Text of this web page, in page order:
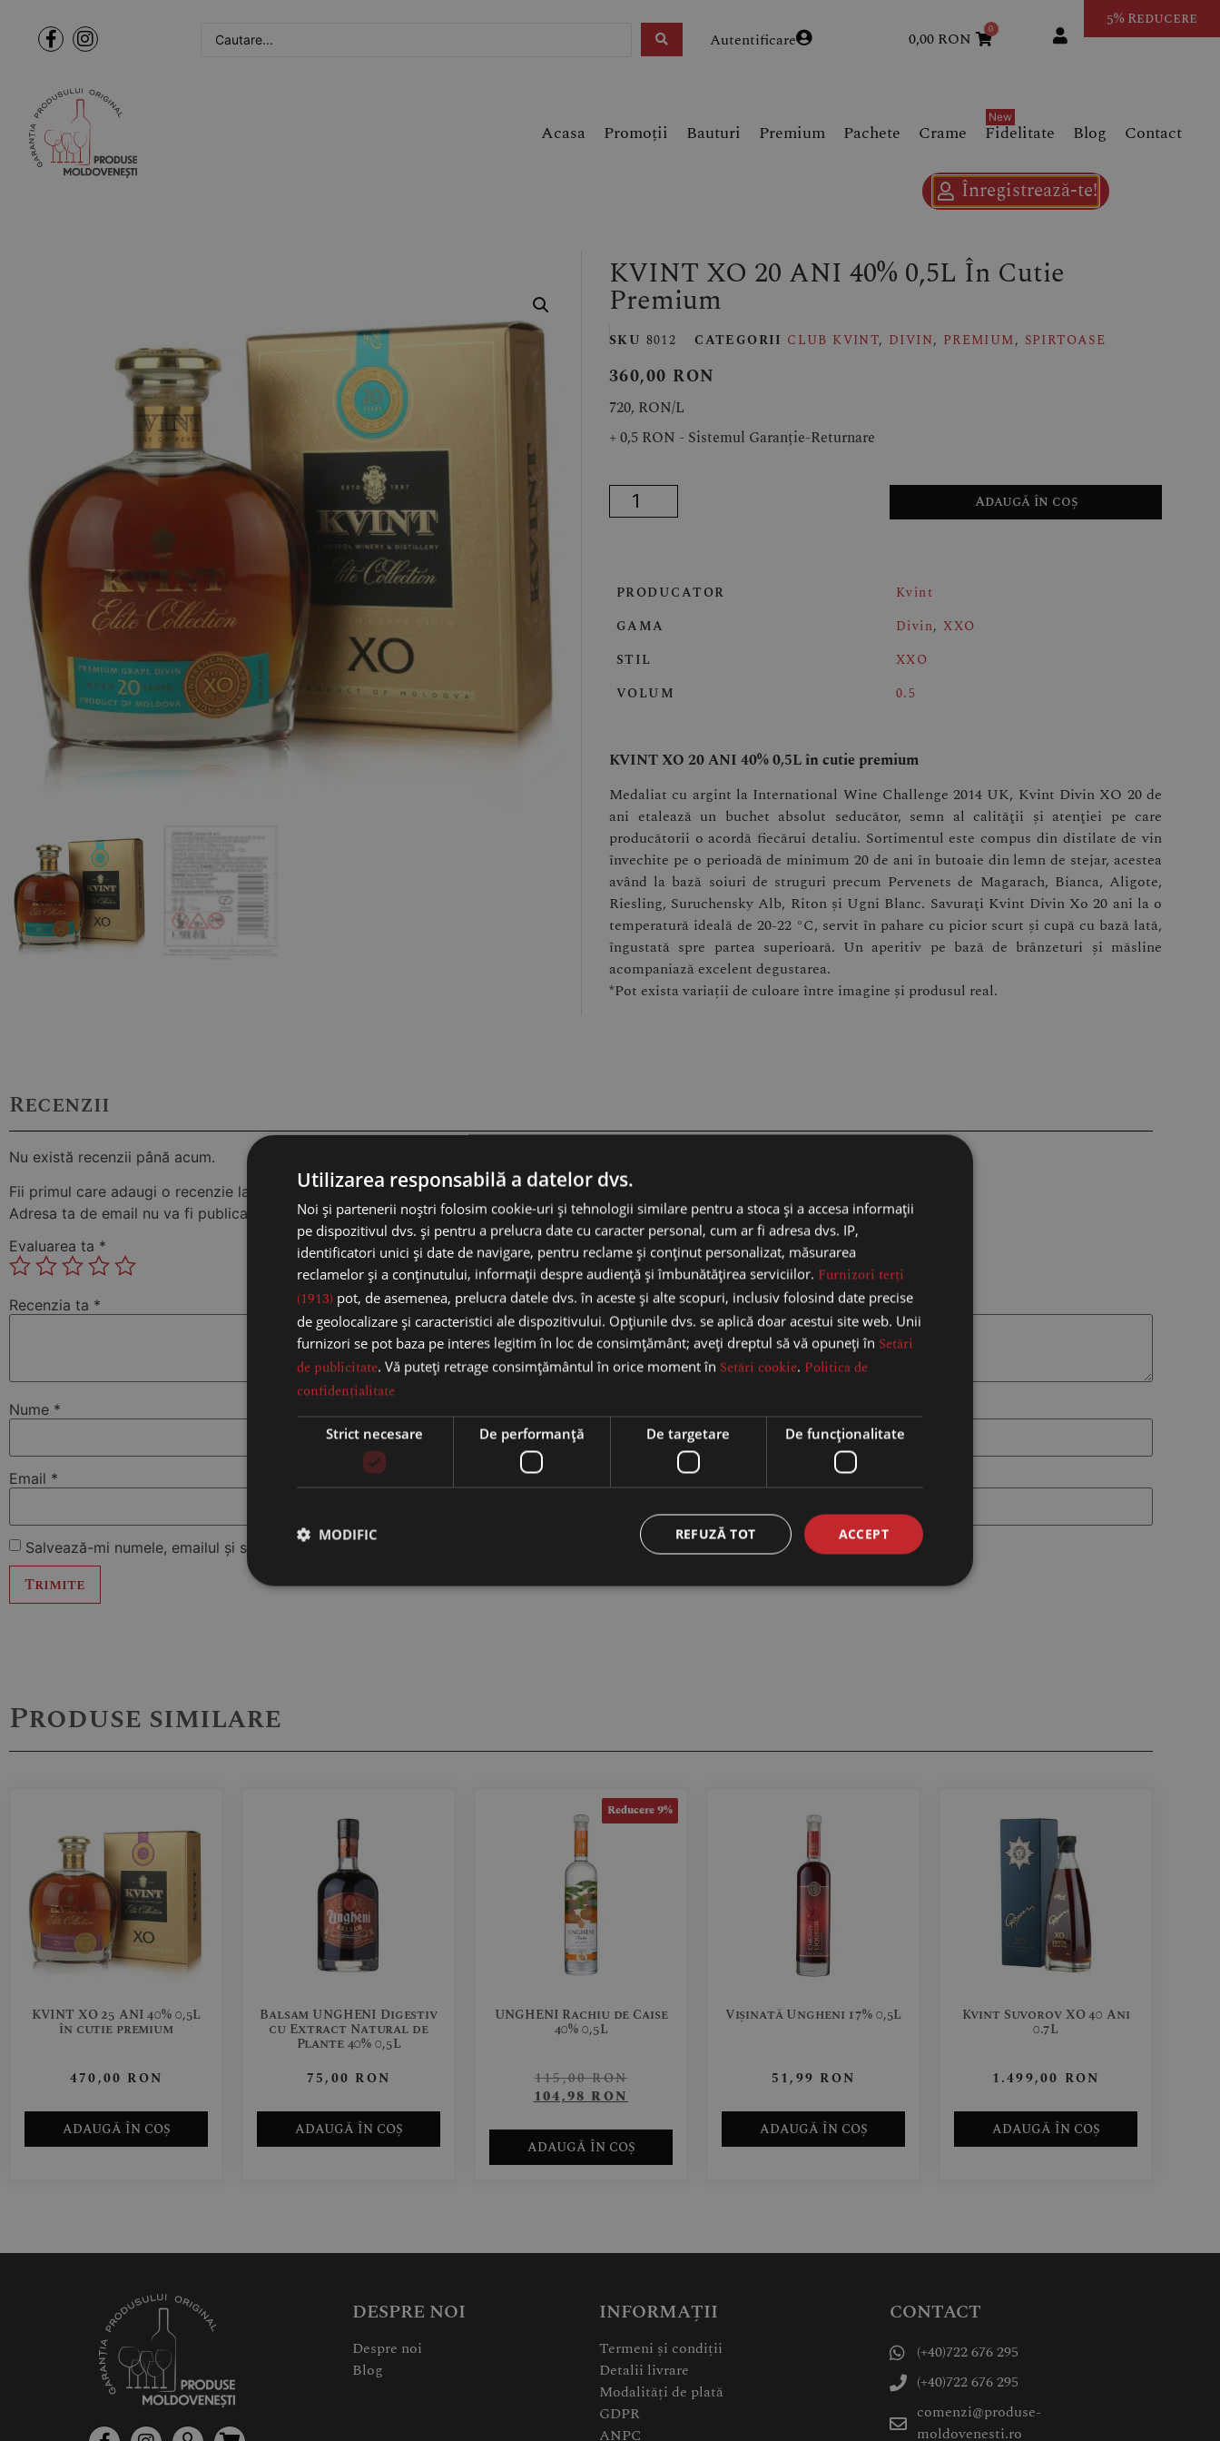
Autentificare 0,00 RON 0 5% Reducere
Acasa Promoții Bauturi Premium Pachete Crame Fidelitate Blog Contact
KVINT XO 20 ANI 40% 0,5L În Cutie
Premium
SKU 8012 CATEGORII CLUB KVINT, DIVIN, PREMIUM, SPIRTOASE
360,00 RON
720, RON/L
+ 0,5 RON - Sistemul Garanție-Returnare
Adaugă în coș
PRODUCATOR
Kvint
GAMA
Divin, XXO
STIL
XXO
VOLUM
0.5
KVINT XO 20 ANI 40% 0,5L în cutie premium
Medaliat cu argint la International Wine Challenge 2014 UK, Kvint Divin XO 20 de
ani etalează un buchet absolut seducător, semn al calităţii şi atenţiei pe care
producătorii o acordă fiecărui detaliu. Sortimentul este compus din distilate de vin
învechite pe o perioadă de minimum 20 de ani în butoaie din lemn de stejar, acestea
având la bază soiuri de struguri precum Pervenets de Magarach, Bianca, Aligote,
Riesling, Suruchensky Alb, Riton şi Ugni Blanc. Savuraţi Kvint Divin Xo 20 ani la o
temperatură ideală de 20-22 °С, servit în pahare cu picior scurt şi cupă cu bază lată,
îngustată spre partea superioară. Un aperitiv pe bază de brânzeturi şi măsline
acompaniază excelent degustarea.
*Pot exista variații de culoare între imagine și produsul real.
Recenzii
Nu există recenzii până acum.
Fii primul care adaugi o recenzie la „KVINT XO 20 ANI 40% 0,5L în cutie premium”
Adresa ta de email nu va fi publicată.
Câmpurile obligatorii sunt marcate cu*
Evaluarea ta *
Recenzia ta *
Nume *
Email *
Salvează-mi numele, emailul și site-ul web în acest navigator pentru data viitoare când o să comentez.
Produse similare
KVINT XO 25 ANI 40% 0,5L
în cutie premium
470,00 RON
ADAUGĂ ÎN COȘ
Balsam UNGHENI Digestiv
cu Extract Natural de
Plante 40% 0,5L
75,00 RON
ADAUGĂ ÎN COȘ
Reducere 9%
UNGHENI Rachiu de Caise
40% 0,5L
115,00RON
104,98 RON
ADAUGĂ ÎN COȘ
Vișinată Ungheni 17% 0,5L
51,99 RON
ADAUGĂ ÎN COȘ
Kvint Suvorov XO 40 Ani
0.7L
1.499,00 RON
ADAUGĂ ÎN COȘ
DESPRE NOI
Despre noi
Blog
INFORMAȚII
Termeni și condiții
Detalii livrare
Modalități de plată
GDPR
ANPC
CONTACT
(+40)722 676 295
(+40)722 676 295
comenzi@produse-
moldovenesti.ro
Înregistrează-te!
Utilizarea responsabilă a datelor dvs.
Noi și partenerii noștri folosim cookie-uri și tehnologii similare pentru a stoca și a accesa informații
pe dispozitivul dvs. și pentru a prelucra date cu caracter personal, cum ar fi adresa dvs. IP,
identificatori unici și date de navigare, pentru reclame și conținut personalizat, măsurarea
reclamelor și a conținutului, informații despre audiență și îmbunătățirea serviciilor. Furnizori terți
(1913) pot, de asemenea, prelucra datele dvs. în aceste și alte scopuri, inclusiv folosind date precise
de geolocalizare și caracteristici ale dispozitivului. Opțiunile dvs. se aplică doar acestui site web. Unii
furnizori se pot baza pe interes legitim în loc de consimțământ; aveți dreptul să vă opuneți în Setări
de publicitate. Vă puteți retrage consimțământul în orice moment în Setări cookie. Politica de
confidențialitate
Strict necesare De performanță De targetare De funcţionalitate
ACCEPT
REFUZĂ TOT
MODIFIC